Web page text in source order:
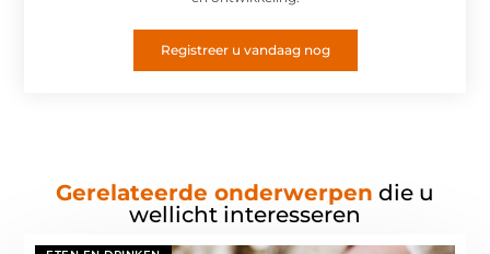
Registreer u vandaag nog
Gerelateerde onderwerpen die u
wellicht interesseren